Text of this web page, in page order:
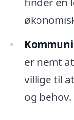
er nemt
villige til
og behov.